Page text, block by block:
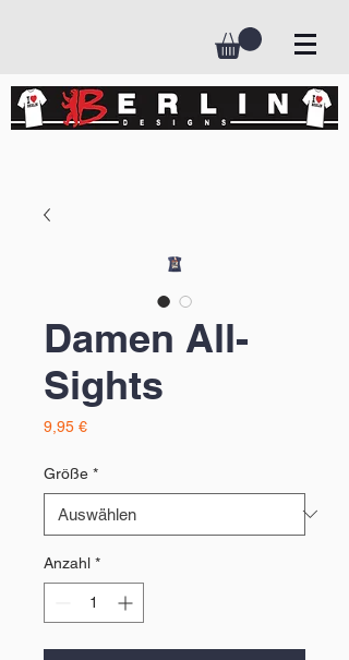
Damen All-
Sights
9,95 €Preis
Größe *
Anzahl *